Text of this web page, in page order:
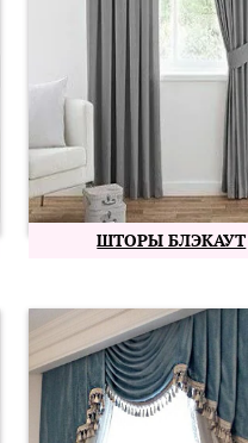
ШТОРЫ БЛЭКАУТ